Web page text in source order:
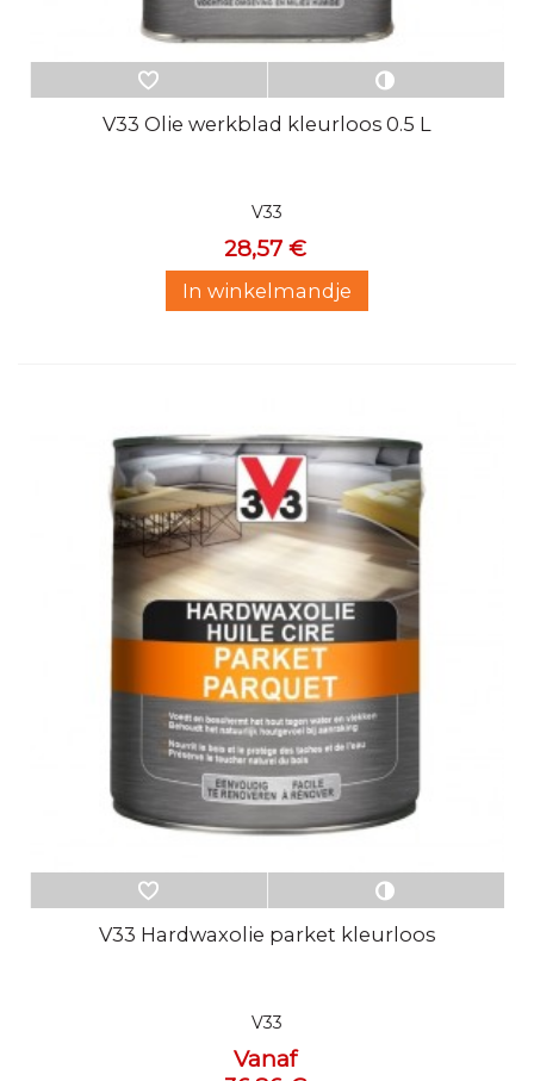
V33 Olie werkblad kleurloos 0.5 L
V33
28,57 €
In winkelmandje
V33 Hardwaxolie parket kleurloos
V33
Vanaf